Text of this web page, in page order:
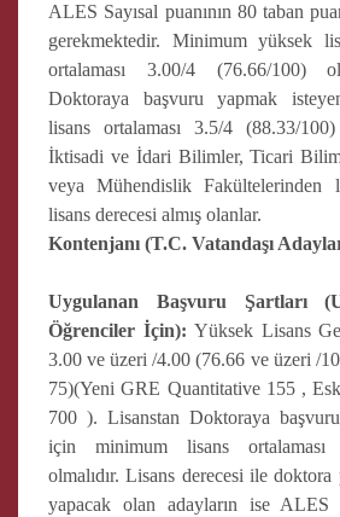
ALES Sayısal puanının 80 taban
gerekmektedir. Minimum yüksek
ortalaması 3.00/4 (76.66/100)
Doktoraya başvuru yapmak
lisans ortalaması 3.5/4 (88.33/100)
İktisadi ve İdari Bilimler, Ticari
veya Mühendislik Fakültelerinden
lisans derecesi almış olanlar.
Kontenjanı (T.C. Vatandaşı
Uygulanan Başvuru Şartları
Öğrenciler İçin): Yüksek Lisans
3.00 ve üzeri /4.00 (76.66 ve üzeri /
75)(Yeni GRE Quantitative 155 ,
700 ). Lisanstan Doktoraya
için minimum lisans ortalaması
olmalıdır. Lisans derecesi ile doktora
yapacak olan adayların ise ALES